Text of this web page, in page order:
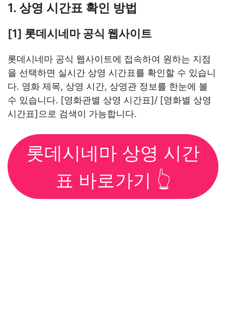
1. 상영 시간표 확인 방법
[1] 롯데시네마 공식 웹사이트
롯데시네마 공식 웹사이트에 접속하여 원하는 지점
을 선택하면 실시간 상영 시간표를 확인할 수 있습니
다. 영화 제목, 상영 시간, 상영관 정보를 한눈에 볼
수 있습니다. [영화관별 상영 시간표]/ [영화별 상영
시간표]으로 검색이 가능합니다.
롯데시네마 상영 시간
표 바로가기 👆